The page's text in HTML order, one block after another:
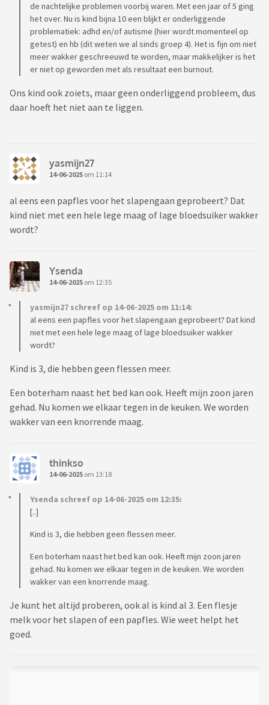
de nachtelijke problemen voorbij waren. Met een jaar of 5 ging
het over. Nu is kind bijna 10 een blijkt er onderliggende
problematiek: adhd en/of autisme (hier wordt momenteel op
getest) en hb (dit weten we al sinds groep 4). Het is fijn om niet
meer wakker geschreeuwd te worden, maar makkelijker is het
er niet op geworden met als resultaat een burnout.
Ons kind ook zoiets, maar geen onderliggend probleem, dus
daar hoeft het niet aan te liggen.
yasmijn27
14-06-2025 om 11:14
al eens een papfles voor het slapengaan geprobeert? Dat
kind niet met een hele lege maag of lage bloedsuiker wakker
wordt?
Ysenda
14-06-2025 om 12:35
yasmijn27 schreef op 14-06-2025 om 11:14:
al eens een papfles voor het slapengaan geprobeert? Dat kind
niet met een hele lege maag of lage bloedsuiker wakker
wordt?
Kind is 3, die hebben geen flessen meer.
Een boterham naast het bed kan ook. Heeft mijn zoon jaren
gehad. Nu komen we elkaar tegen in de keuken. We worden
wakker van een knorrende maag.
thinkso
14-06-2025 om 13:18
Ysenda schreef op 14-06-2025 om 12:35:
[..]
Kind is 3, die hebben geen flessen meer.
Een boterham naast het bed kan ook. Heeft mijn zoon jaren
gehad. Nu komen we elkaar tegen in de keuken. We worden
wakker van een knorrende maag.
Je kunt het altijd proberen, ook al is kind al 3. Een flesje
melk voor het slapen of een papfles. Wie weet helpt het
goed.